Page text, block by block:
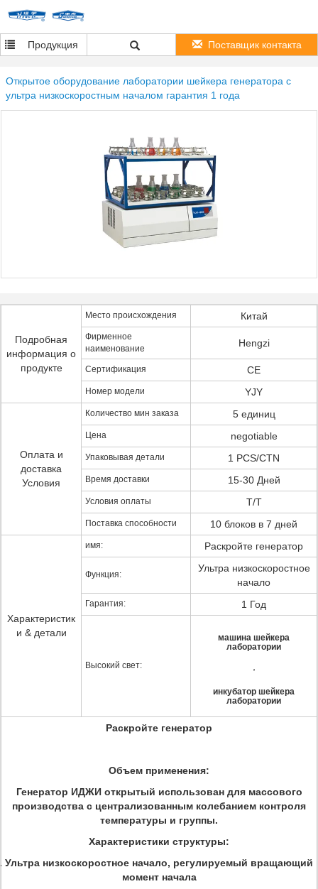
Продукция Поставщик контакта
Открытое оборудование лаборатории шейкера генератора с
ультра низкоскоростным началом гарантия 1 года
Подробная
информация о
продукте
Место происхождения Китай
Фирменное
наименование
Hengzi
Сертификация CE
Номер модели YJY
Оплата и
доставка
Условия
Количество мин заказа 5 единиц
Цена negotiable
Упаковывая детали 1 PCS/CTN
Время доставки 15-30 Дней
Условия оплаты T/T
Поставка способности 10 блоков в 7 дней
Характеристик
и & детали
имя: Раскройте генератор
Функция:
Ультра низкоскоростное
начало
Гарантия: 1 Год
Высокий свет:
машина шейкера
лаборатории
инкубатор шейкера
лаборатории
Раскройте генератор
Объем применения:
Генератор ИДЖИ открытый использован для массового
производства с централизованным колебанием контроля
температуры и группы.
Характеристики структуры:
Ультра низкоскоростное начало, регулируемый вращающий
момент начала